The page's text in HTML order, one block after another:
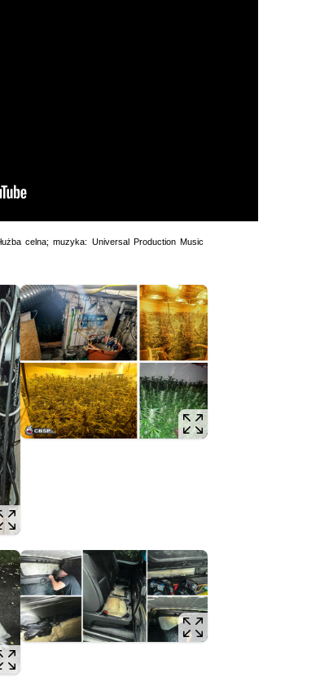
celna; muzyka: Universal Production Music